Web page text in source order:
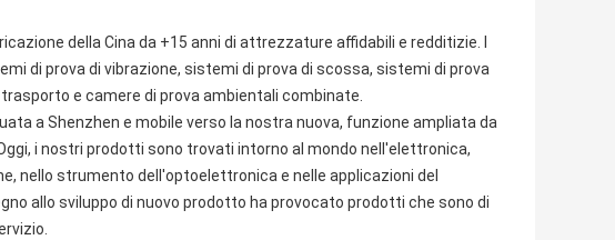
della Cina da +15 anni di attrezzature affidabili e redditizie. I
di prova di vibrazione, sistemi di prova di scossa, sistemi di prova
e camere di prova ambientali combinate.
a Shenzhen e mobile verso la nostra nuova, funzione ampliata da
i nostri prodotti sono trovati intorno al mondo nell'elettronica,
nello strumento dell'optoelettronica e nelle applicazioni del
allo sviluppo di nuovo prodotto ha provocato prodotti che sono di